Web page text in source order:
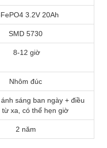
3.2V 20Ah
SMD 5730
8-12 giờ
Nhôm đúc
sáng ban ngày + điều
từ xa, có thể hẹn giờ
2 năm